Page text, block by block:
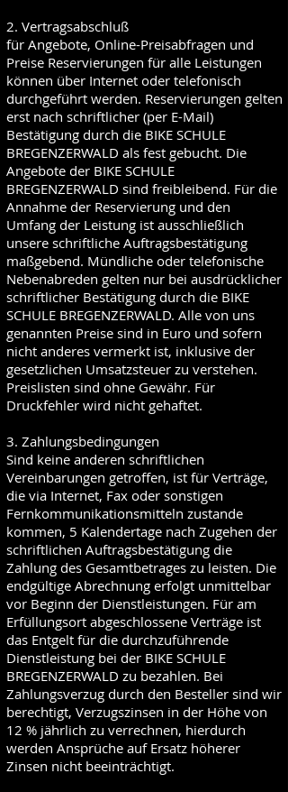
2. Vertragsabschluß
für Angebote, Online-Preisabfragen und
Preise Reservierungen für alle Leistungen
können über Internet oder telefonisch
durchgeführt werden. Reservierungen gelten
erst nach schriftlicher (per E-Mail)
Bestätigung durch die BIKE SCHULE
BREGENZERWALD als fest gebucht. Die
Angebote der BIKE SCHULE
BREGENZERWALD sind freibleibend. Für die
Annahme der Reservierung und den
Umfang der Leistung ist ausschließlich
unsere schriftliche Auftragsbestätigung
maßgebend. Mündliche oder telefonische
Nebenabreden gelten nur bei ausdrücklicher
schriftlicher Bestätigung durch die BIKE
SCHULE BREGENZERWALD. Alle von uns
genannten Preise sind in Euro und sofern
nicht anderes vermerkt ist, inklusive der
gesetzlichen Umsatzsteuer zu verstehen.
Preislisten sind ohne Gewähr. Für
Druckfehler wird nicht gehaftet.
3. Zahlungsbedingungen
Sind keine anderen schriftlichen
Vereinbarungen getroffen, ist für Verträge,
die via Internet, Fax oder sonstigen
Fernkommunikationsmitteln zustande
kommen, 5 Kalendertage nach Zugehen der
schriftlichen Auftragsbestätigung die
Zahlung des Gesamtbetrages zu leisten. Die
endgültige Abrechnung erfolgt unmittelbar
vor Beginn der Dienstleistungen. Für am
Erfüllungsort abgeschlossene Verträge ist
das Entgelt für die durchzuführende
Dienstleistung bei der BIKE SCHULE
BREGENZERWALD zu bezahlen. Bei
Zahlungsverzug durch den Besteller sind wir
berechtigt, Verzugszinsen in der Höhe von
12 % jährlich zu verrechnen, hierdurch
werden Ansprüche auf Ersatz höherer
Zinsen nicht beeinträchtigt.